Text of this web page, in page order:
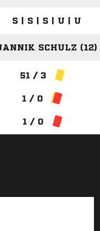
S | S | S | U | U
SCHULZ (12)
51 / 3
1 / 0
1 / 0